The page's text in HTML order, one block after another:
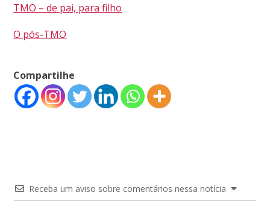
TMO – de pai, para filho
O pós-TMO
Compartilhe
Receba um aviso sobre comentários nessa notícia